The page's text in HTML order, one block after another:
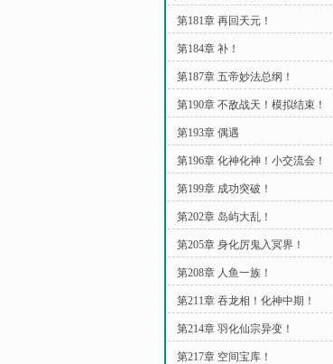
第181章 再回天元！
第184章 补！
第187章 五帝妙法总纲！
第190章 不敌战天！模拟结束！
第193章 偶遇
第196章 化神化神！小交流会！
第199章 成功突破！
第202章 岛屿大乱！
第205章 身化厉鬼入冥界！
第208章 人鱼一族！
第211章 吞龙相！化神中期！
第214章 羽化仙宗异变！
第217章 空间宝库！